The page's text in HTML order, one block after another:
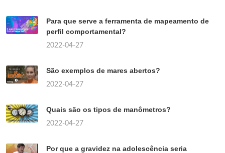
Para que serve a ferramenta de mapeamento de
perfil comportamental?
2022-04-27
São exemplos de mares abertos?
2022-04-27
Quais são os tipos de manômetros?
2022-04-27
Por que a gravidez na adolescência seria